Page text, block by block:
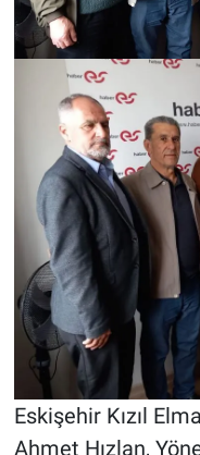
Eskişehir Kızıl
Ahmet Hızlan,